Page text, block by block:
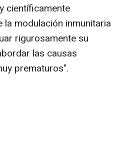
científicamente
modulación inmunitaria
rigurosamente su
las causas
prematuros".